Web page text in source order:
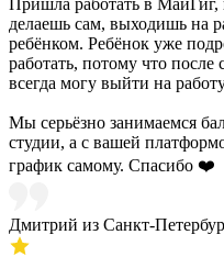
Пришла работать в МайГиг,
делаешь сам, выходишь на
ребёнком. Ребёнок уже
работать, потому что
всегда могу выйти на
Мы серьёзно занимаемся
студии, а с вашей
график самому. Спасибо ❤️
Дмитрий из Санкт-